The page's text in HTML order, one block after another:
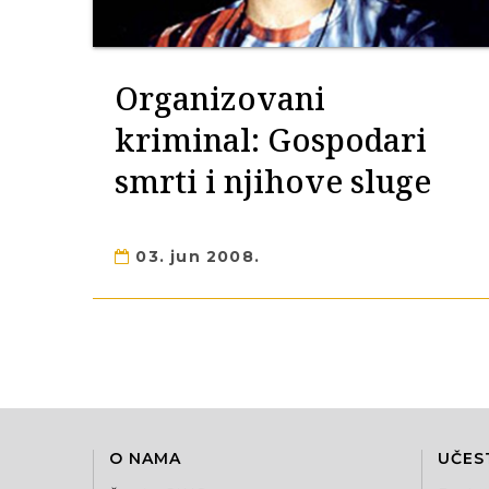
Organizovani
kriminal: Gospodari
smrti i njihove sluge
03. jun 2008.
O NAMA